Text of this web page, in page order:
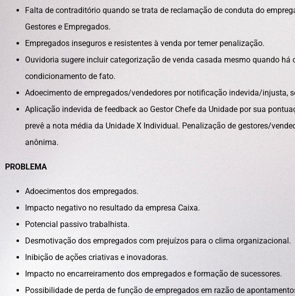
Falta de contraditório quando se trata de reclamação de conduta do
Gestores e Empregados.
Empregados inseguros e resistentes à venda por temer penalização.
Ouvidoria sugere incluir categorização de venda casada mesmo quando
condicionamento de fato.
Adoecimento de empregados/vendedores por notificação indevida/injusta,
Aplicação indevida de feedback ao Gestor Chefe da Unidade por sua
prevê a nota média da Unidade X Individual. Penalização de gestores/
anônima.
PROBLEMA
Adoecimentos dos empregados.
Impacto negativo no resultado da empresa Caixa.
Potencial passivo trabalhista.
Desmotivação dos empregados com prejuízos para o clima organizacional.
Inibição de ações criativas e inovadoras.
Impacto no encarreiramento dos empregados e formação de sucessores.
Possibilidade de perda de função de empregados em razão de